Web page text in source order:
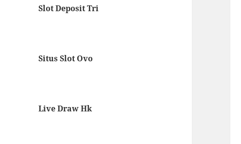
Slot Deposit Tri
Situs Slot Ovo
Live Draw Hk